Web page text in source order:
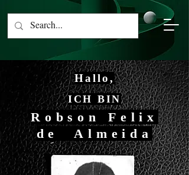
Hallo,
ICH BIN
Robson Felix
de Almeida